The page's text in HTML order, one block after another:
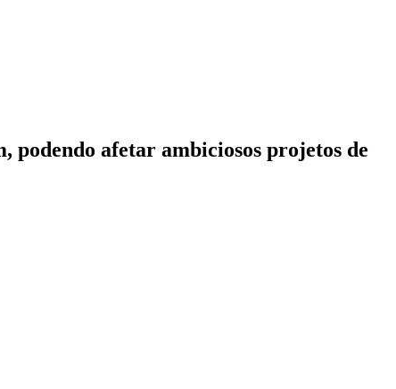
podendo afetar ambiciosos projetos de